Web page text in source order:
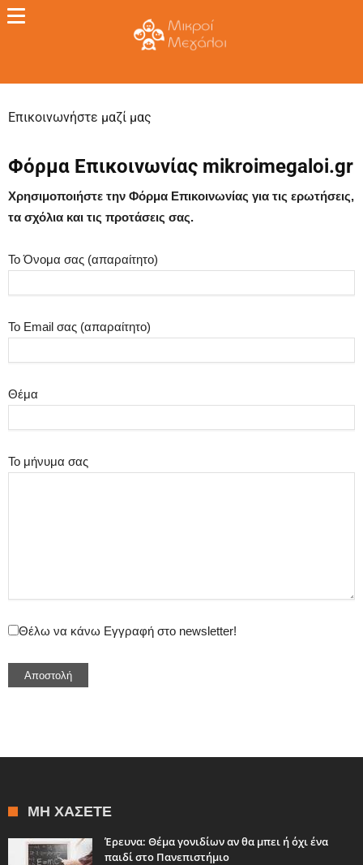
Επικοινωνήστε μαζί μας
Φόρμα Επικοινωνίας mikroimegaloi.gr
Χρησιμοποιήστε την Φόρμα Επικοινωνίας για τις ερωτήσεις,
τα σχόλια και τις προτάσεις σας.
To Όνομα σας (απαραίτητο)
Το Email σας (απαραίτητο)
Θέμα
Το μήνυμα σας
Θέλω να κάνω Εγγραφή στο newsletter!
ΜΗ ΧΆΣΕΤΕ
Έρευνα: Θέμα γονιδίων αν θα μπει ή όχι ένα
παιδί στο Πανεπιστήμιο